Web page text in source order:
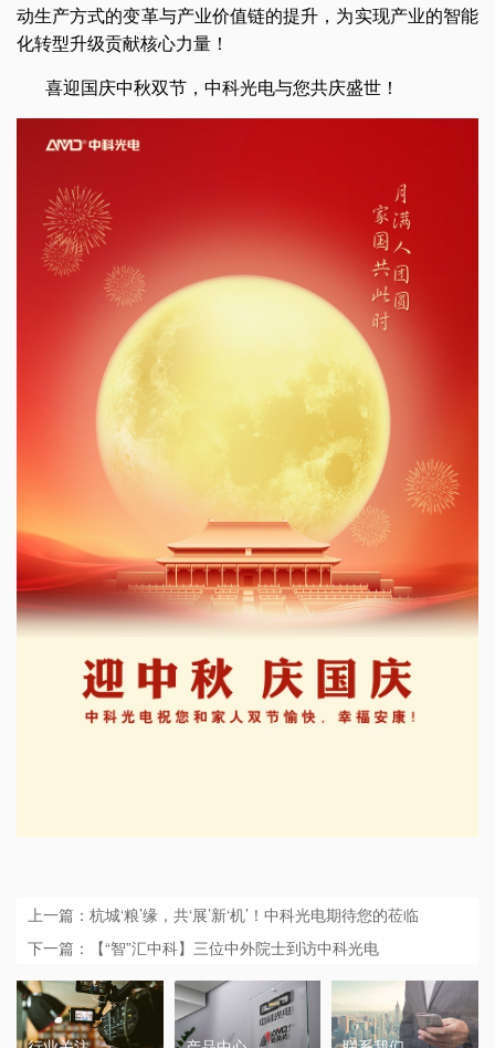
动生产方式的变革与产业价值链的提升，为实现产业的智能
化转型升级贡献核心力量！
喜迎国庆中秋双节，中科光电与您共庆盛世！
上一篇：杭城‘粮’缘，共‘展’新‘机’！中科光电期待您的莅临
下一篇：【“智”汇中科】三位中外院士到访中科光电